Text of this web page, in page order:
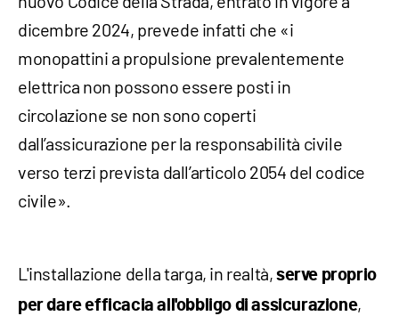
dicembre 2024, prevede infatti che «i
monopattini a propulsione prevalentemente
elettrica non possono essere posti in
circolazione se non sono coperti
dall’assicurazione per la responsabilità civile
verso terzi prevista dall’articolo 2054 del codice
civile».
L'installazione della targa, in realtà, serve proprio
per dare efficacia all'obbligo di assicurazione,